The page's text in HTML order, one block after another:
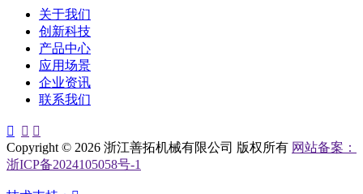
关于我们
创新科技
产品中心
应用场景
企业资讯
联系我们
  
Copyright © 2026 浙江善拓机械有限公司 版权所有 网站备案：
浙ICP备2024105058号-1